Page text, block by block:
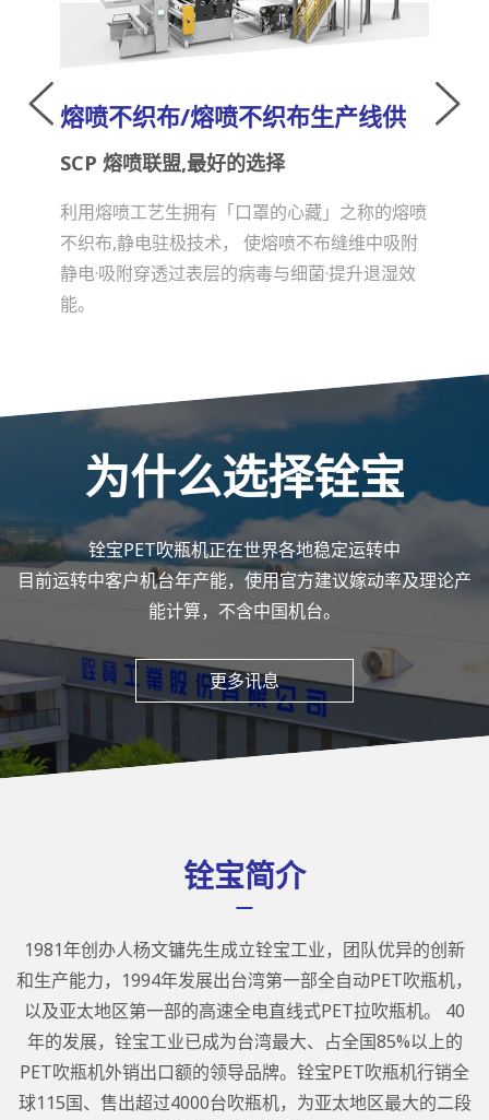
熔喷不织布/熔喷不织布生产线供
SCP 熔喷联盟,最好的选择
利用熔喷工艺生拥有「口罩的心藏」之称的熔喷
不织布,静电驻极技术， 使熔喷不布缝维中吸附
静电·吸附穿透过表层的病毒与细菌·提升退湿效
能。
铨宝
为什么选择铨宝
铨宝PET吹瓶机正在世界各地稳定运转中
目前运转中客户机台年产能，使用官方建议嫁动率及理论产
能计算，不含中国机台。
更多讯息
铨宝简介
1981年创办人杨文镛先生成立铨宝工业，团队优异的创新
和生产能力，1994年发展出台湾第一部全自动PET吹瓶机，
以及亚太地区第一部的高速全电直线式PET拉吹瓶机。 40
年的发展，铨宝工业已成为台湾最大、占全国85%以上的
PET吹瓶机外销出口额的领导品牌。铨宝PET吹瓶机行销全
球115国、售出超过4000台吹瓶机，为亚太地区最大的二段